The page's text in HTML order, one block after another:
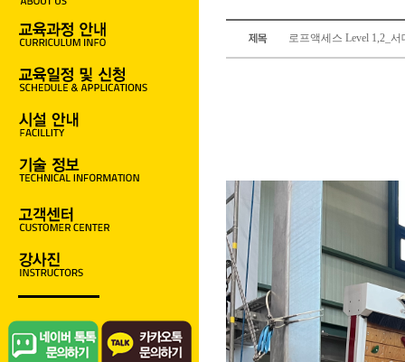
로프액세스 Level 1,2_